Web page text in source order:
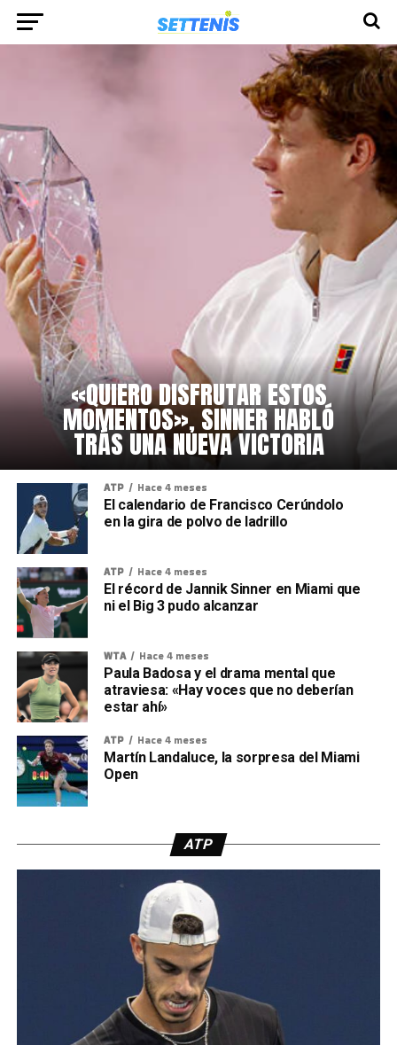
«QUIERO DISFRUTAR ESTOS
MOMENTOS», SINNER HABLÓ
TRÁS UNA NUEVA VICTORIA
ATP Hace 4 meses
El calendario de Francisco Cerúndolo
en la gira de polvo de ladrillo
ATP Hace 4 meses
El récord de Jannik Sinner en Miami que
ni el Big 3 pudo alcanzar
WTA Hace 4 meses
Paula Badosa y el drama mental que
atraviesa: «Hay voces que no deberían
estar ahí»
ATP Hace 4 meses
Martín Landaluce, la sorpresa del Miami
Open
ATP